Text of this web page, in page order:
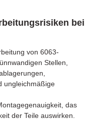
bei
von 6063-
Stellen,
ungleichmäßige
das
der Teile auswirken.